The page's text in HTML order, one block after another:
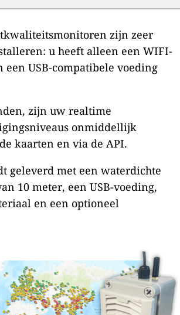
zijn zeer
u heeft alleen een WIFI-
een USB-compatibele voeding
zijn uw realtime
onmiddellijk
kaarten en via de API.
geleverd met een waterdichte
10 meter, een USB-voeding,
en een optioneel